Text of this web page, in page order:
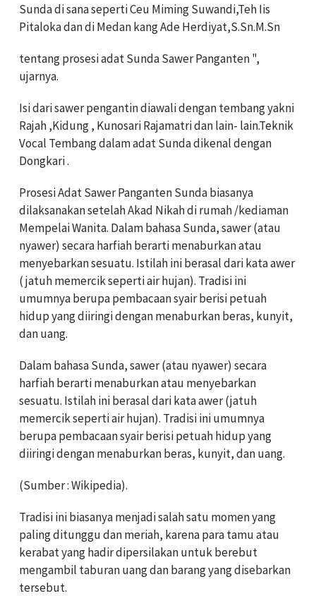
Sunda di sana seperti Ceu Miming Suwandi,Teh Iis
Pitaloka dan di Medan kang Ade Herdiyat,S.Sn.M.Sn
tentang prosesi adat Sunda Sawer Panganten ",
ujarnya.
Isi dari sawer pengantin diawali dengan tembang yakni
Rajah ,Kidung , Kunosari Rajamatri dan lain- lain.Teknik
Vocal Tembang dalam adat Sunda dikenal dengan
Dongkari .
Prosesi Adat Sawer Panganten Sunda biasanya
dilaksanakan setelah Akad Nikah di rumah /kediaman
Mempelai Wanita. Dalam bahasa Sunda, sawer (atau
nyawer) secara harfiah berarti menaburkan atau
menyebarkan sesuatu. Istilah ini berasal dari kata awer
( jatuh memercik seperti air hujan). Tradisi ini
umumnya berupa pembacaan syair berisi petuah
hidup yang diiringi dengan menaburkan beras, kunyit,
dan uang.
Dalam bahasa Sunda, sawer (atau nyawer) secara
harfiah berarti menaburkan atau menyebarkan
sesuatu. Istilah ini berasal dari kata awer (jatuh
memercik seperti air hujan). Tradisi ini umumnya
berupa pembacaan syair berisi petuah hidup yang
diiringi dengan menaburkan beras, kunyit, dan uang.
(Sumber : Wikipedia).
Tradisi ini biasanya menjadi salah satu momen yang
paling ditunggu dan meriah, karena para tamu atau
kerabat yang hadir dipersilakan untuk berebut
mengambil taburan uang dan barang yang disebarkan
tersebut.